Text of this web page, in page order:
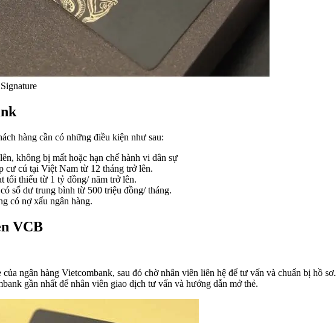
hàng cần có những điều kiện như sau:
không bị mất hoặc hạn chế hành vi dân sự
cư cú tại Việt Nam từ 12 tháng trở lên.
tối thiểu từ 1 tỷ đồng/ năm trở lên.
số dư trung bình từ 500 triệu đồng/ tháng.
có nợ xấu ngân hàng.
VCB
ngân hàng Vietcombank, sau đó chờ nhân viên liên hệ để tư vấn và chuẩn bị hồ sơ.
gần nhất để nhân viên giao dịch tư vấn và hướng dẫn mở thẻ.